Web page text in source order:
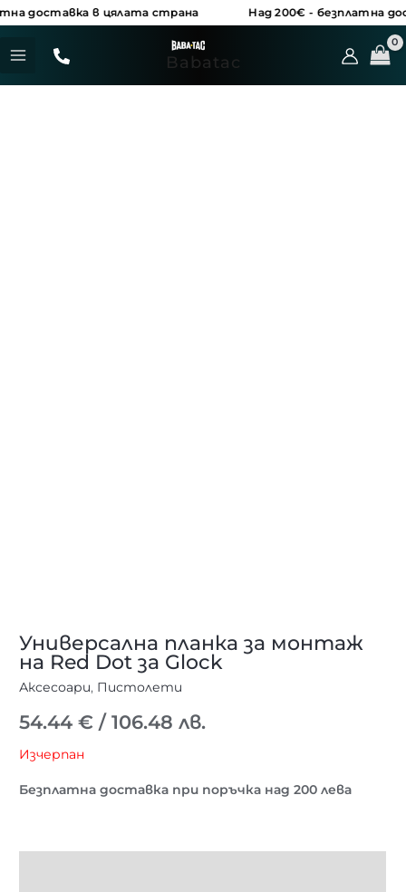
доставка в цялата страна Над 200€ - безплатна
Skip
content
MENU
Babatac
Универсална планка за монтаж
на Red Dot за Glock
Аксесоари, Пистолети
54.44€ / 106.48 лв.
Изчерпан
Безплатна доставка при поръчка над 200 лева